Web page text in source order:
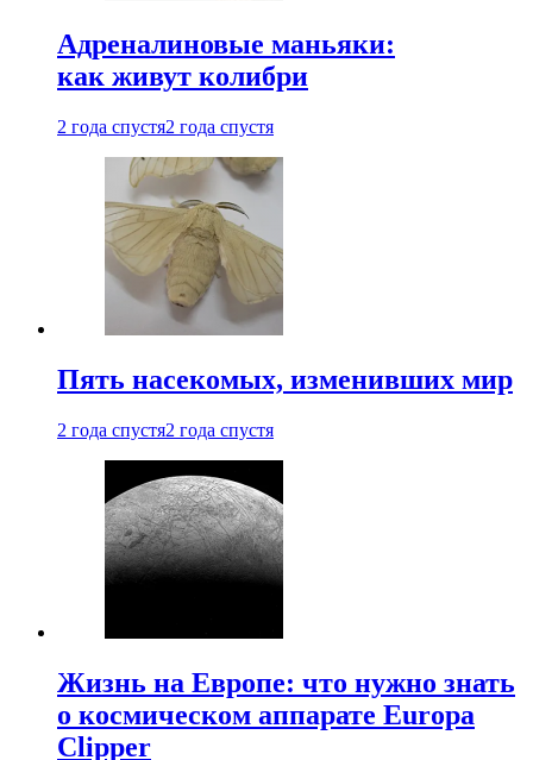
Адреналиновые маньяки:
как живут колибри
2 года спустя2 года спустя
Пять насекомых, изменивших мир
2 года спустя2 года спустя
Жизнь на Европе: что нужно знать
о космическом аппарате Europa
Clipper